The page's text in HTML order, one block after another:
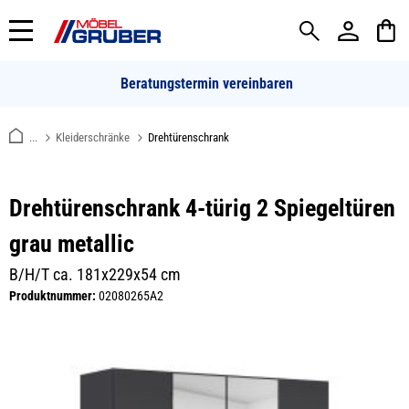
springen
Beratungstermin vereinbaren
... Kleiderschränke Drehtürenschrank
Drehtürenschrank 4-türig 2 Spiegeltüren
grau metallic
B/H/T ca. 181x229x54 cm
Produktnummer: 02080265A2